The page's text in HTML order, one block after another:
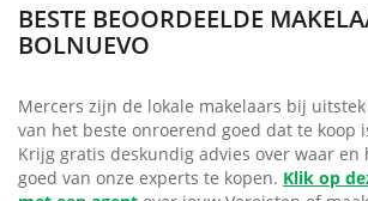
BESTE BEOORDEELDE
BOLNUEVO
Mercers zijn de lokale makelaars bij
van het beste onroerend goed dat te koop
Krijg gratis deskundig advies over waar en
goed van onze experts te kopen. Klik op